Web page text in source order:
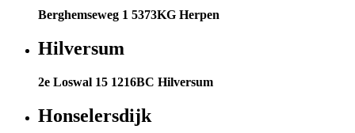
Berghemseweg 1 5373KG Herpen
Hilversum
2e Loswal 15 1216BC Hilversum
Honselersdijk